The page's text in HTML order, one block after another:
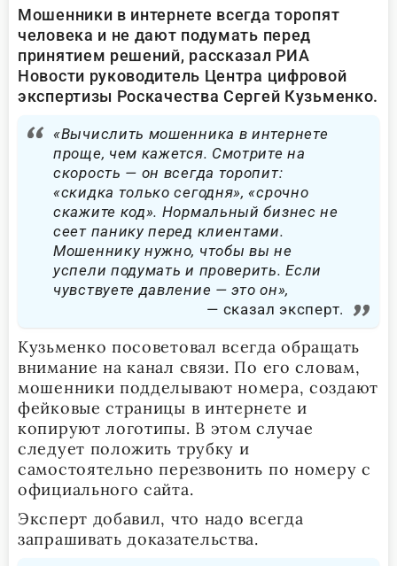
Мошенники в интернете всегда торопят
человека и не дают подумать перед
принятием решений, рассказал РИА
Новости руководитель Центра цифровой
экспертизы Роскачества Сергей Кузьменко.
«Вычислить мошенника в интернете
проще, чем кажется. Смотрите на
скорость — он всегда торопит:
«скидка только сегодня», «срочно
скажите код». Нормальный бизнес не
сеет панику перед клиентами.
Мошеннику нужно, чтобы вы не
успели подумать и проверить. Если
чувствуете давление — это он»,
сказал эксперт.
Кузьменко посоветовал всегда обращать
внимание на канал связи. По его словам,
мошенники подделывают номера, создают
фейковые страницы в интернете и
копируют логотипы. В этом случае
следует положить трубку и
самостоятельно перезвонить по номеру с
официального сайта.
Эксперт добавил, что надо всегда
запрашивать доказательства.